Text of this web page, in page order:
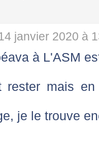
janvier 2020 à
à L'ASM
rester mais
je le trouve